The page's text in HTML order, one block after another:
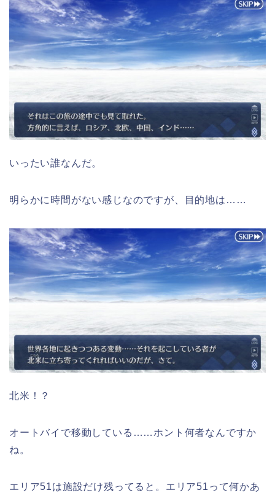
いったい誰なんだ。
明らかに時間がない感じなのですが、目的地は……
北米！？
オートバイで移動している……ホント何者なんですか
ね。
エリア51は施設だけ残ってると。エリア51って何かあ